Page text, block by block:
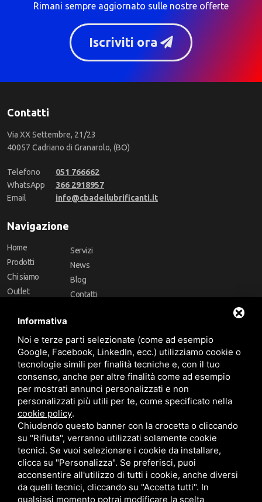
Rimani sempre aggiornato sulle nostre offerte
Iscriviti ora
Contatti
Via XX Settembre, 21/23
40057 Cadriano di Granarolo, (BO)
Telefono
051 766662
WhatsApp
366 2918957
Email
info@cbadeilubrificanti.it
Navigazione
Home
Prodotti
Chi siamo
Outlet
Marchi
Servizi
News
Blog
Contatti
Follow Us
Area riservata
CBA dei Lubrificanti Spa - P. IVA 00624811204 - Codice fiscale 03472740376
R.E.A. n° 293659 - REG. IMPRESE BO Capitale Sociale €. 120.000 int. versati -
Informativa
Noi e terze parti selezionate (come ad esempio
Google, Facebook, LinkedIn, ecc.) utilizziamo cookie o
tecnologie simili per finalità tecniche e, con il tuo
consenso, anche per altre finalità come ad esempio
per mostrati annunci personalizzati e non
personalizzati più utili per te, come specificato nella
cookie policy.
Chiudendo questo banner con la crocetta o cliccando
su "Rifiuta", verranno utilizzati solamente cookie
tecnici. Se vuoi selezionare i cookie da installare,
clicca su "Personalizza". Se preferisci, puoi
acconsentire all'utilizzo di tutti i cookie, anche diversi
da quelli tecnici, cliccando su "Accetta tutti". In
qualsiasi momento potrai modificare la scelta